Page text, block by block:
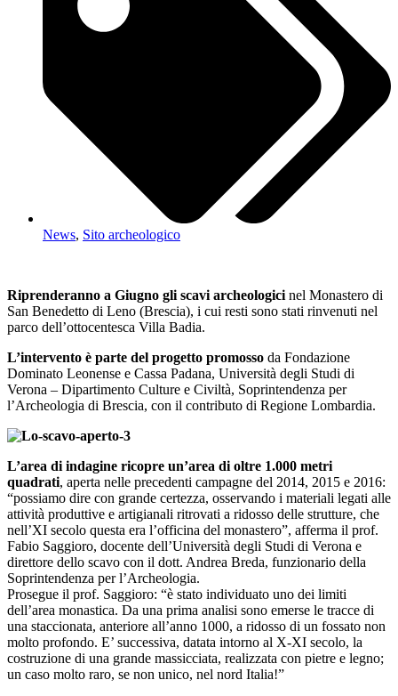
News, Sito archeologico
Riprenderanno a Giugno gli scavi archeologicinel Monastero di
San Benedetto di Leno (Brescia), i cui resti sono stati rinvenuti nel
parco dell’ottocentesca Villa Badia.
L’intervento è parte del progetto promosso da Fondazione
Dominato Leonense e Cassa Padana, Università degli Studi di
Verona – Dipartimento Culture e Civiltà, Soprintendenza per
l’Archeologia di Brescia, con il contributo di Regione Lombardia.
L’area di indagine ricopre un’area di oltre 1.000 metri
quadrati, aperta nelle precedenti campagne del 2014, 2015 e 2016:
“possiamo dire con grande certezza, osservando i materiali legati alle
attività produttive e artigianali ritrovati a ridosso delle strutture, che
nell’XI secolo questa era l’officina del monastero”, afferma il prof.
Fabio Saggioro, docente dell’Università degli Studi di Verona e
direttore dello scavo con il dott. Andrea Breda, funzionario della
Soprintendenza per l’Archeologia.
Prosegue il prof. Saggioro: “è stato individuato uno dei limiti
dell’area monastica. Da una prima analisi sono emerse le tracce di
una staccionata, anteriore all’anno 1000, a ridosso di un fossato non
molto profondo. E’ successiva, datata intorno al X-XI secolo, la
costruzione di una grande massicciata, realizzata con pietre e legno;
un caso molto raro, se non unico, nel nord Italia!”